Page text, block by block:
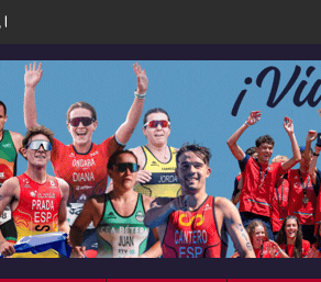
más numerosa hasta la fecha